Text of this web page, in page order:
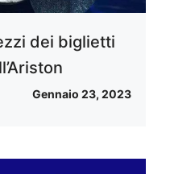
dei biglietti
Gennaio 23, 2023